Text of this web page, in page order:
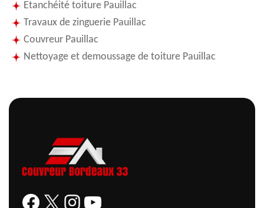
Etanchéité toiture Pauillac
Travaux de zinguerie Pauillac
Couvreur Pauillac
Nettoyage et demoussage de toiture Pauillac